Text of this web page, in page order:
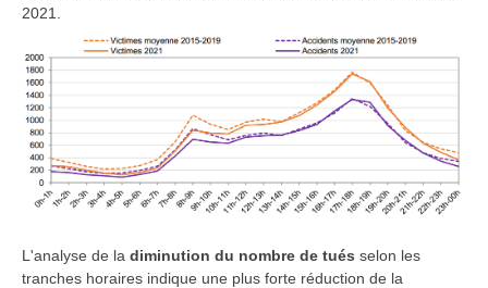
2021.
L'analyse de la diminution du nombre de tués selon les
tranches horaires indique une plus forte réduction de la